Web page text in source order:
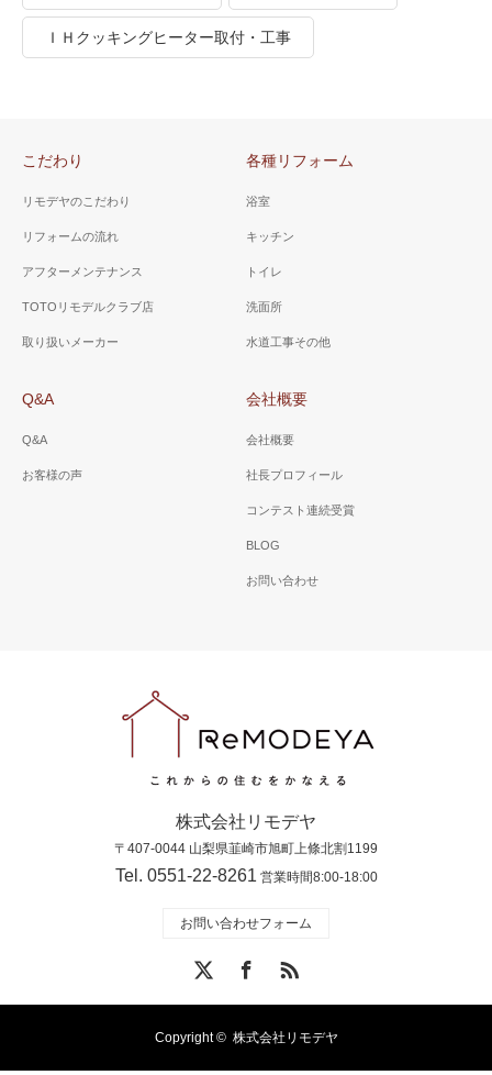
ＩＨクッキングヒーター取付・工事
こだわり
リモデヤのこだわり
リフォームの流れ
アフターメンテナンス
TOTOリモデルクラブ店
取り扱いメーカー
各種リフォーム
浴室
キッチン
トイレ
洗面所
水道工事その他
Q&A
Q&A
お客様の声
会社概要
会社概要
社長プロフィール
コンテスト連続受賞
BLOG
お問い合わせ
株式会社リモデヤ
〒407-0044 山梨県韮崎市旭町上條北割1199
Tel. 0551-22-8261営業時間8:00-18:00
お問い合わせフォーム
RSS
Copyright © 株式会社リモデヤ